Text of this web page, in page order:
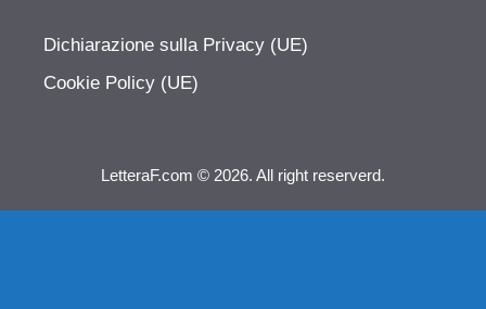
Dichiarazione sulla Privacy (UE)
Cookie Policy (UE)
LetteraF.com © 2026. All right reserverd.